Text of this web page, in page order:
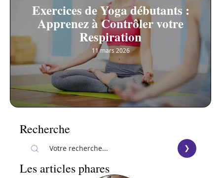
Exercices de Yoga débutants :
Apprenez à Contrôler votre
Respiration
11 mars 2026
Recherche
Les articles phares